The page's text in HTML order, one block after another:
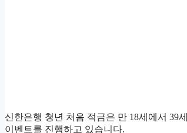
신한은행 청년 처음 적금은 만 18세에서 39
이벤트를 진행하고 있습니다.